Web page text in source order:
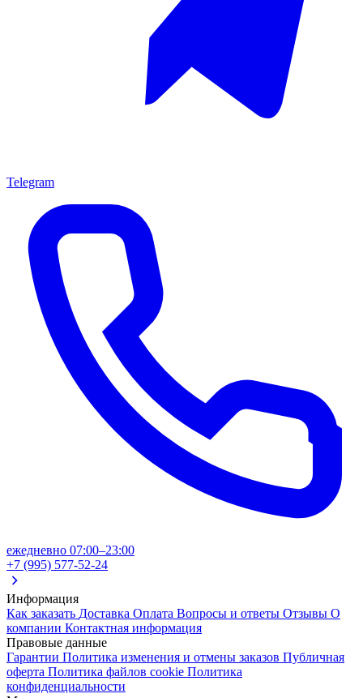
Telegram
ежедневно 07:00–23:00
+7 (995) 577-52-24
Информация
Как заказать Доставка Оплата Вопросы и ответы Отзывы О
компании Контактная информация
Правовые данные
Гарантии Политика изменения и отмены заказов Публичная
оферта Политика файлов cookie Политика
конфиденциальности